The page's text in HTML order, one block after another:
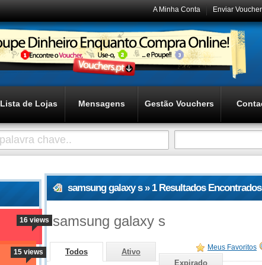
Enviar Voucher
A Minha Conta
Lista de Lojas Mensagens Gestão Vouchers
16 views
15 views
samsung galaxy s » 1 Resultados Encontrados
samsung galaxy s
Meus Favoritos
Todos
Ativo
Expirado